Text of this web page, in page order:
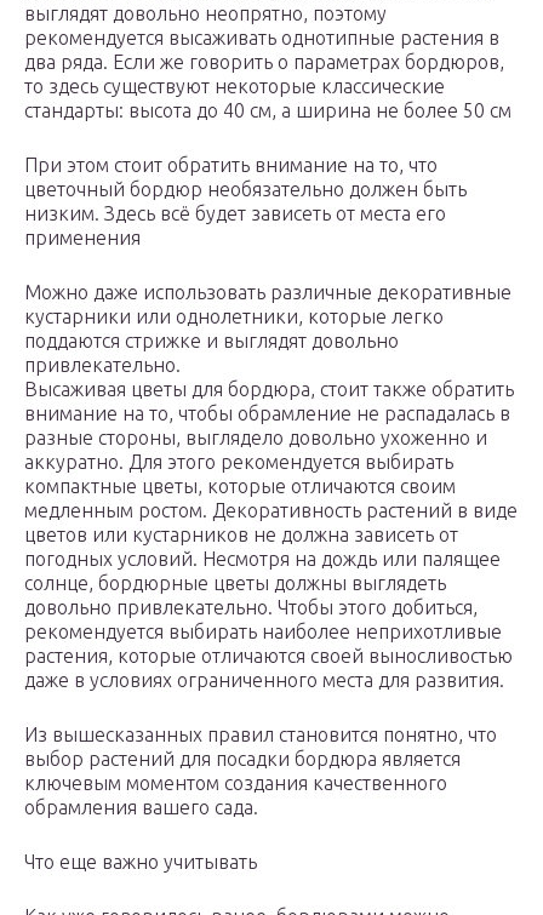
выглядят довольно неопрятно, поэтому
рекомендуется высаживать однотипные растения в
два ряда. Если же говорить о параметрах бордюров,
то здесь существуют некоторые классические
стандарты: высота до 40 см, а ширина не более 50 см
При этом стоит обратить внимание на то, что
цветочный бордюр необязательно должен быть
низким. Здесь всё будет зависеть от места его
применения
Можно даже использовать различные декоративные
кустарники или однолетники, которые легко
поддаются стрижке и выглядят довольно
привлекательно.
Высаживая цветы для бордюра, стоит также обратить
внимание на то, чтобы обрамление не распадалась в
разные стороны, выглядело довольно ухоженно и
аккуратно. Для этого рекомендуется выбирать
компактные цветы, которые отличаются своим
медленным ростом. Декоративность растений в виде
цветов или кустарников не должна зависеть от
погодных условий. Несмотря на дождь или палящее
солнце, бордюрные цветы должны выглядеть
довольно привлекательно. Чтобы этого добиться,
рекомендуется выбирать наиболее неприхотливые
растения, которые отличаются своей выносливостью
даже в условиях ограниченного места для развития.
Из вышесказанных правил становится понятно, что
выбор растений для посадки бордюра является
ключевым моментом создания качественного
обрамления вашего сада.
Что еще важно учитывать